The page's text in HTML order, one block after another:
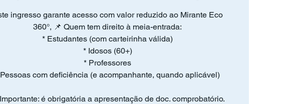
ingresso garante acesso com valor reduzido ao Mirante Eco
360°, 📌 Quem tem direito à meia-entrada:
* Estudantes (com carteirinha válida)
* Idosos (60+)
* Professores
com deficiência (e acompanhante, quando aplicável)
é obrigatória a apresentação de doc. comprobatório.